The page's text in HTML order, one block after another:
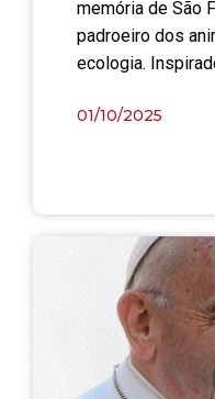
memória de São
padroeiro dos
ecologia.
01/10/2025